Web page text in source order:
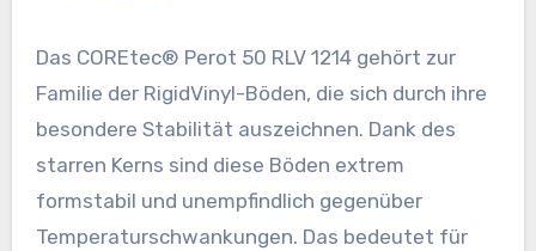
Das COREtec® Perot 50 RLV 1214 gehört zur
Familie der RigidVinyl-Böden, die sich durch ihre
besondere Stabilität auszeichnen. Dank des
starren Kerns sind diese Böden extrem
formstabil und unempfindlich gegenüber
Temperaturschwankungen. Das bedeutet für